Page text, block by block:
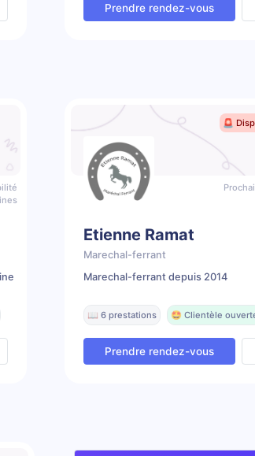
Prendre rendez-vous
🚨
Etienne Ramat
Marechal-ferrant
Marechal-ferrant depuis 2014
📖 6 prestations 🤩 Clientèle
Prendre rendez-vous